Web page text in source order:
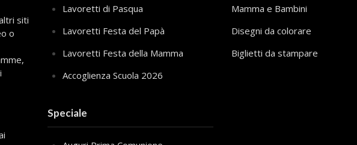
siti
o
Lavoretti di Pasqua
Lavoretti Festa del Papà
Lavoretti Festa della Mamma
Accoglienza Scuola 2026
Speciale
Mamma e Bambini
Disegni da colorare
Biglietti da stampare